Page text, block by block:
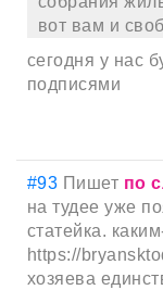
вот вам и
сегодня у нас
подписями
#93 Пишет по
на тудее уже
статейка.
https://
хозяева